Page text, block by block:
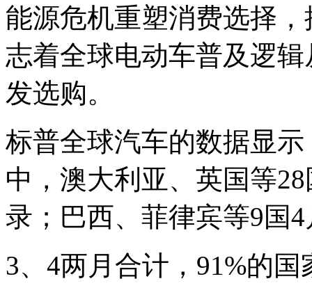
能源危机重塑消费选择，
志着全球电动车普及逻
发选购。
标普全球汽车的数据显
中，澳大利亚、英国等
录；巴西、菲律宾等9国
3、4两月合计，91%的